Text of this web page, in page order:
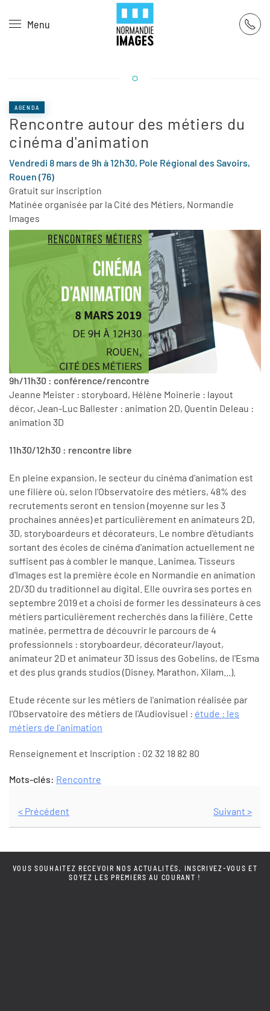
Skip to main content
Menu
AGENDA
Rencontre autour des métiers du
cinéma d'animation
Vendredi 8 mars de 9h à 12h30, Pole Régional des Savoirs,
Rouen (76)
Gratuit sur inscription
Matinée organisée par la Cité des Métiers, Normandie
Images
9h/11h30 : conférence/rencontre
Jeanne Meister : storyboard, Hélène Moinerie : layout
décor, Jean-Luc Ballester : animation 2D, Quentin Deleau :
animation 3D
11h30/12h30 : rencontre libre
En pleine expansion, le secteur du cinéma d'animation est
une filière où, selon l'Observatoire des métiers, 48% des
recrutements seront en tension (moyenne sur les 3
prochaines années) et particulièrement en animateurs 2D,
3D, storyboardeurs et décorateurs. Le nombre d'étudiants
sortant des écoles de cinéma d'animation actuellement ne
suffisent pas à combler le manque. Lanimea, Tisseurs
d'Images est la première école en Normandie en animation
2D/3D du traditionnel au digital. Elle ouvrira ses portes en
septembre 2019 et a choisi de former les dessinateurs à ces
métiers particulièrement recherchés dans la filière. Cette
matinée, permettra de découvrir le parcours de 4
professionnels : storyboardeur, décorateur/layout,
animateur 2D et animateur 3D issus des Gobelins, de l'Esma
et des plus grands studios (Disney, Marathon, Xilam...).
Etude récente sur les métiers de l'animation réalisée par
l'Observatoire des métiers de l'Audiovisuel : étude : les
métiers de l'animation
Renseignement et Inscription : 02 32 18 82 80
Mots-clés: Rencontre
< Précédent Suivant >
VOUS SOUHAITEZ RECEVOIR NOS ACTUALITÉS, INSCRIVEZ-VOUS ET
SOYEZ LES PREMIERS AU COURANT !
Panneau de gestion des cookies